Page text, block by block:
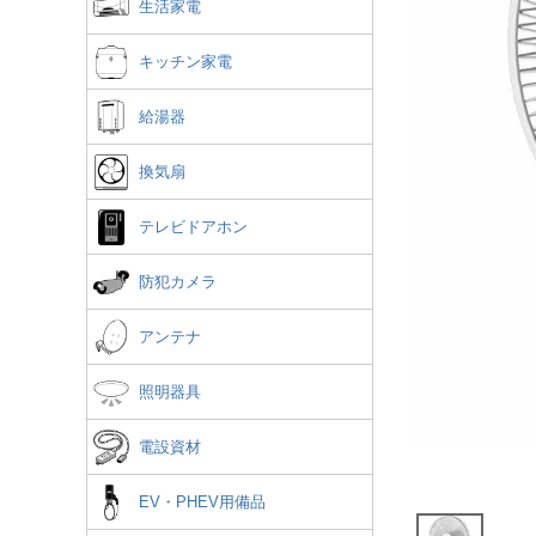
生活家電
キッチン家電
給湯器
換気扇
テレビドアホン
防犯カメラ
アンテナ
照明器具
電設資材
EV・PHEV用備品